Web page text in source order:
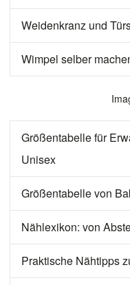
Weidenkranz und
Wimpel selber
Größentabelle für
Unisex
Größentabelle von
Nählexikon: von
Praktische Nähtipps